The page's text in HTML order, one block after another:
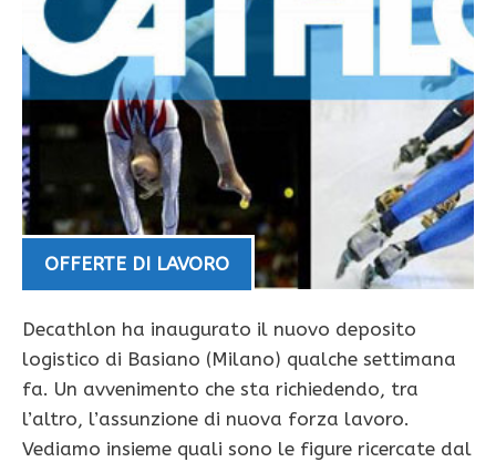
OFFERTE DI LAVORO
Decathlon ha inaugurato il nuovo deposito
logistico di Basiano (Milano) qualche settimana
fa. Un avvenimento che sta richiedendo, tra
l’altro, l’assunzione di nuova forza lavoro.
Vediamo insieme quali sono le figure ricercate dal